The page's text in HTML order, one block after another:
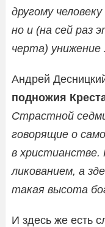
другому
но и (на сей раз
черта)
Андрей
подножия
Страстной
говорящие о
в
ликованием, а
такая высота
И здесь же есть